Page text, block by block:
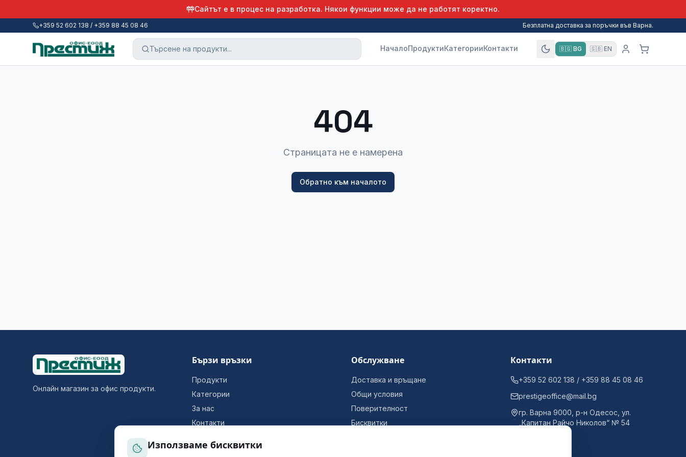
Сайтът е в процес на разработка. Някои функции може да не работят коректно.
+359 52 602 138 / +359 88 45 08 46 Безплатна доставка за поръчки във Варна.
НачалоПродуктиКатегорииКонтакти 🇧🇬 BG 🇬🇧 EN
404
Страницата не е намерена
Обратно към началото
Онлайн магазин за офис продукти.
Бързи връзки
Продукти
Категории
За нас
Контакти
Обслужване
Доставка и връщане
Общи условия
Поверителност
Бисквитки
Контакти
+359 52 602 138 / +359 88 45 08 46
prestigeoffice@mail.bg
гр. Варна 9000, р-н Одесос, ул.
„Капитан Райчо Николов“ № 54
Използваме бисквитки